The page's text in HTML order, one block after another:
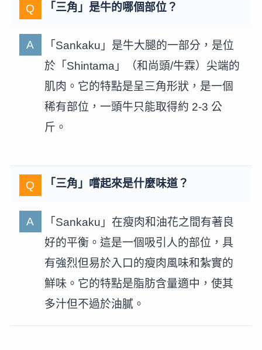
「三角」是牛的哪個部位？
「Sankaku」是牛大腿的一部分，是位
於「Shintama」（和尚頭/牛霖）尖端的
肌肉。它的特點是呈三角形狀，是一個
稀有部位，一頭牛只能取得約 2-3 公
斤。
「三角」嚐起來是什麼味道？
「Sankaku」在瘦肉和油花之間有著良
好的平衡。這是一個吸引人的部位，具
有強烈但易於入口的瘦肉風味和紮實的
鮮味。它的特點是脂肪含量適中，使其
多汁但不過於油膩。